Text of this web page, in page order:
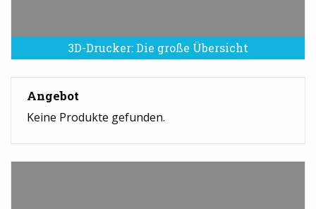
3D-Drucker: Die große Übersicht
Angebot
Keine Produkte gefunden.